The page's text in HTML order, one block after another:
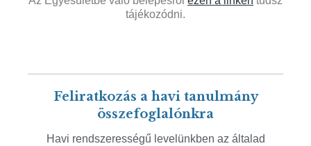
tájékozódni.
Feliratkozás a havi tanulmány
összefoglalónkra
Havi rendszerességű levelünkben az általad